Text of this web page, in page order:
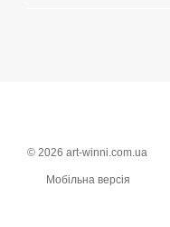
© 2026 art-winni.com.ua
Мобільна версія